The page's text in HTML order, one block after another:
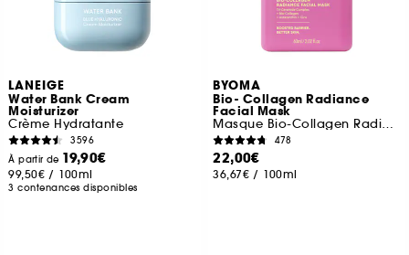
LANEIGE
Water Bank Cream
Moisturizer
Crème Hydratante
3596
À partir de 19,90€
99,50€ / 100ml
3 contenances disponibles
BYOMA
Bio- Collagen Radiance
Facial Mask
Masque Bio-Collagen Radiance
478
22,00€
36,67€ / 100ml